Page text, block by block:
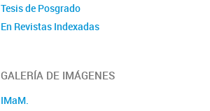
Tesis de Posgrado
En Revistas Indexadas
GALERÍA DE IMÁGENES
IMaM.